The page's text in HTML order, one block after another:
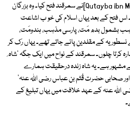
حضرت قُتَیبہ بن مُسلم باہِلی [Qutayba ibn Muslim]نے سمرقند فتح کیا۔ وہ بزرگان
اس فتح کے بعد یہاں اسلام کی خو ب اشاعت
بشمول بدھ مَت، پارسی مذہب، ہندومَت،
کے مقلدین پائے جاتے تھے۔ یہاں رک کر
کرتا چلوں۔ سمرقند کے نواح میں ایک جگہ 'شاہ
مشہور ہے۔ یہ شاہ زندہ درحقیقت ہمارے
صحابی حضرت قُثم بن عباس رضی اللہ عنہ'
عنہ کے عہد خلافت میں یہاں تبلیغ کے